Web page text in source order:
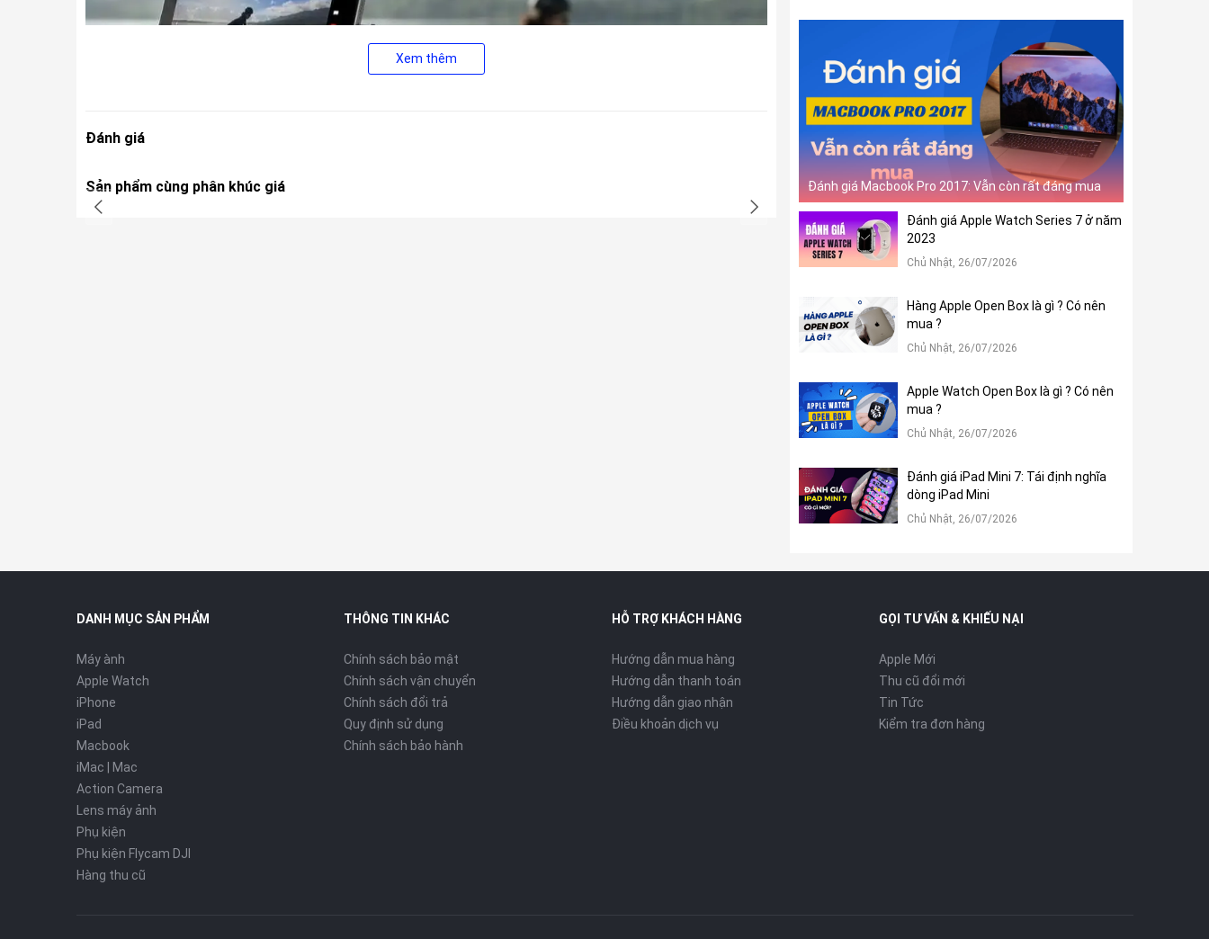
Xem thêm
Đánh giá
Sản phẩm cùng phân khúc giá Đánh giá Macbook Pro 2017: Vẫn còn rất đáng mua
Đánh giá Apple Watch Series 7 ở năm
2023
Chủ Nhật, 26/07/2026
Hàng Apple Open Box là gì ? Có nên
mua ?
Chủ Nhật, 26/07/2026
Apple Watch Open Box là gì ? Có nên
mua ?
Chủ Nhật, 26/07/2026
Đánh giá iPad Mini 7: Tái định nghĩa
dòng iPad Mini
Chủ Nhật, 26/07/2026
DANH MỤC SẢN PHẨM
Máy ành
Apple Watch
iPhone
iPad
Macbook
iMac | Mac
Action Camera
Lens máy ảnh
Phụ kiện
Phụ kiện Flycam DJI
Hàng thu cũ
THÔNG TIN KHÁC
Chính sách bảo mật
Chính sách vận chuyển
Chính sách đổi trả
Quy định sử dụng
Chính sách bảo hành
HỖ TRỢ KHÁCH HÀNG
Hướng dẫn mua hàng
Hướng dẫn thanh toán
Hướng dẫn giao nhận
Điều khoản dịch vụ
GỌI TƯ VẤN & KHIẾU NẠI
Apple Mới
Thu cũ đổi mới
Tin Tức
Kiểm tra đơn hàng